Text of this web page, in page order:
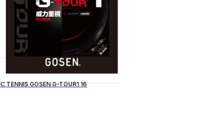
TENNIS GOSEN G-TOUR1 16